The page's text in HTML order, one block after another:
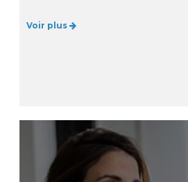
Voir plus